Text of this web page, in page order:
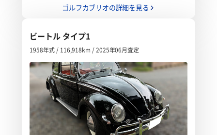
ゴルフカブリオの詳細を見る
ビートル タイプ1
1958年式 / 116,918km / 2025年06月査定